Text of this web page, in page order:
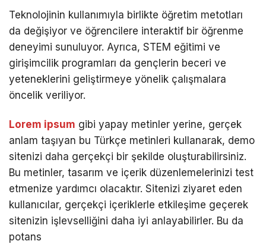
Teknolojinin kullanımıyla birlikte öğretim metotları
da değişiyor ve öğrencilere interaktif bir öğrenme
deneyimi sunuluyor. Ayrıca, STEM eğitimi ve
girişimcilik programları da gençlerin beceri ve
yeteneklerini geliştirmeye yönelik çalışmalara
öncelik veriliyor.
Lorem ipsum gibi yapay metinler yerine, gerçek
anlam taşıyan bu Türkçe metinleri kullanarak, demo
sitenizi daha gerçekçi bir şekilde oluşturabilirsiniz.
Bu metinler, tasarım ve içerik düzenlemelerinizi test
etmenize yardımcı olacaktır. Sitenizi ziyaret eden
kullanıcılar, gerçekçi içeriklerle etkileşime geçerek
sitenizin işlevselliğini daha iyi anlayabilirler. Bu da
potans